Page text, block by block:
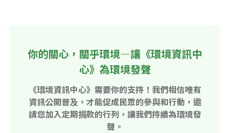
你的關心，關乎環境—讓《環境資訊中
心》為環境發聲
《環境資訊中心》需要你的支持！我們相信唯有
資訊公開普及，才能促成民眾的參與和行動，邀
請您加入定期捐款的行列，讓我們持續為環境發
聲。